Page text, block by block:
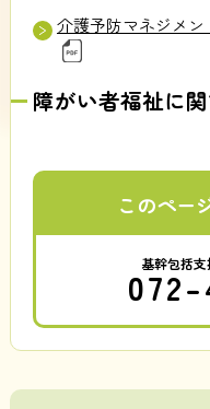
介護予防マネジメン
障がい者福祉に
このペー
基幹包括